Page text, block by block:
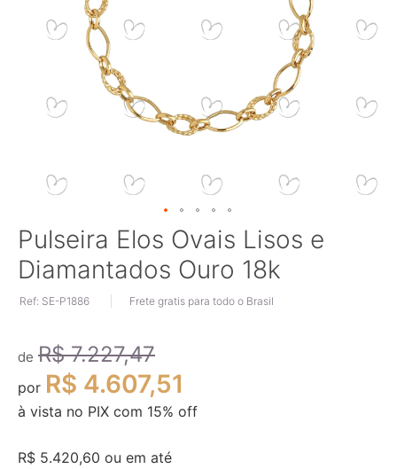
Saltar
para
o
da
imagens
Pulseira Elos Ovais Lisos e
Diamantados Ouro 18k
Ref: SE-P1886 Frete gratis para todo o Brasil
de R$ 7.227,47
por R$ 4.607,51
à vista no PIX com 15% off
R$ 5.420,60 ou em até